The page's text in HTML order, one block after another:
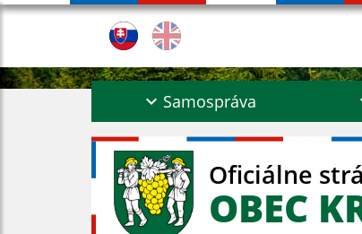
Samospráva
Oficiálne
OBEC